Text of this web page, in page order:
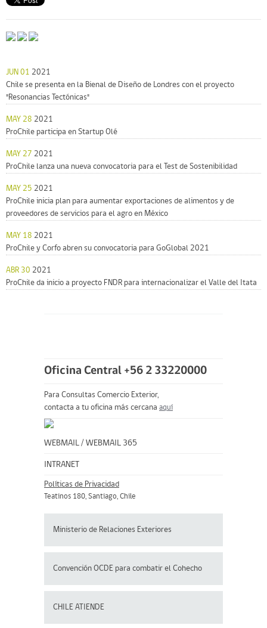
JUN 01 2021
Chile se presenta en la Bienal de Diseño de Londres con el proyecto
"Resonancias Tectónicas"
MAY 28 2021
ProChile participa en Startup Olé
MAY 27 2021
ProChile lanza una nueva convocatoria para el Test de Sostenibilidad
MAY 25 2021
ProChile inicia plan para aumentar exportaciones de alimentos y de
proveedores de servicios para el agro en México
MAY 18 2021
ProChile y Corfo abren su convocatoria para GoGlobal 2021
ABR 30 2021
ProChile da inicio a proyecto FNDR para internacionalizar el Valle del Itata
Oficina Central +56 2 33220000
Para Consultas Comercio Exterior,
contacta a tu oficina más cercana aquí
WEBMAIL / WEBMAIL 365
INTRANET
Políticas de Privacidad
Teatinos 180, Santiago, Chile
Ministerio de Relaciones Exteriores
Convención OCDE para combatir el Cohecho
CHILE ATIENDE